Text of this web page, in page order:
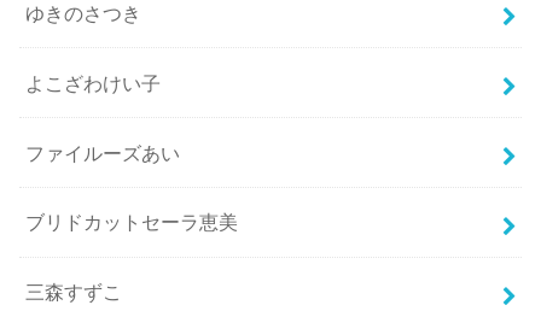
ゆきのさつき
よこざわけい子
ファイルーズあい
ブリドカットセーラ恵美
三森すずこ